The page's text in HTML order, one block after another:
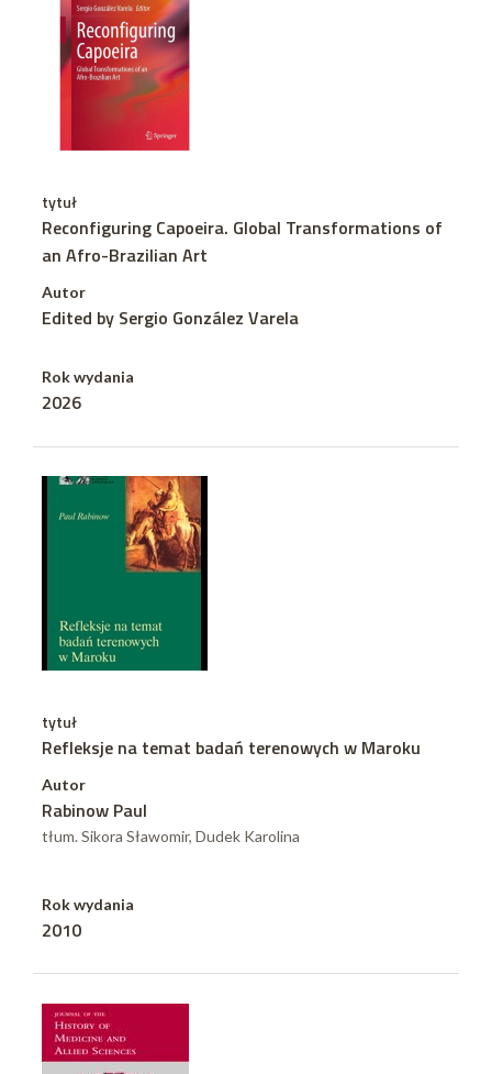
tytuł
Reconfiguring Capoeira. Global Transformations of
an Afro-Brazilian Art
Autor
Edited by Sergio González Varela
Rok wydania
2026
tytuł
Refleksje na temat badań terenowych w Maroku
Autor
Rabinow Paul
tłum. Sikora Sławomir, Dudek Karolina
Rok wydania
2010